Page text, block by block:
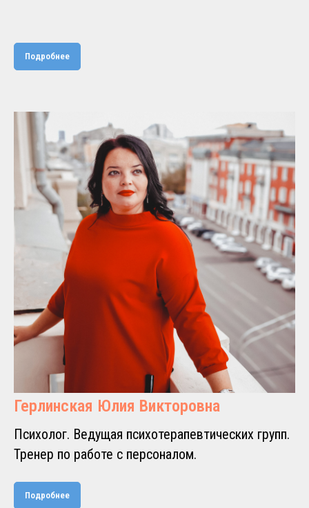
Подробнее
Герлинская Юлия Викторовна
Психолог. Ведущая психотерапевтических групп.
Тренер по работе с персоналом.
Подробнее